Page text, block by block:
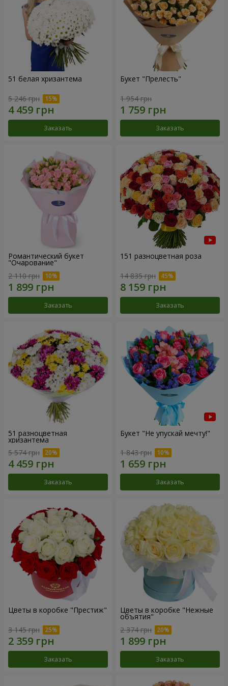
51 белая хризантема
5 246 грн
Заказать
Букет "Прелесть"
1 954 грн
Заказать
Романтический букет
"Очарование"
2 110 грн
Заказать
151 разноцветная роза
14 835 грн
Заказать
51 разноцветная
хризантема
5 574 грн
Заказать
Букет "Не упускай мечту!"
1 843 грн
Заказать
Цветы в коробке "Престиж"
3 145 грн
Заказать
Цветы в коробке "Нежные
объятия"
2 374 грн
Заказать